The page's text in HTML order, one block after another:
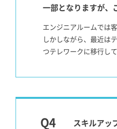
一部となりますが、
エンジニアルームでは
しかしながら、最近は
つテレワークに移行し
スキルアッ